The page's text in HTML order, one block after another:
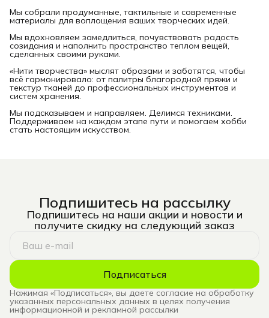
Мы собрали продуманные, тактильные и современные
материалы для воплощения ваших творческих идей.
Мы вдохновляем замедлиться, почувствовать радость
созидания и наполнить пространство теплом вещей,
сделанных своими руками.
«Нити творчества» мыслят образами и заботятся, чтобы
всё гармонировало: от палитры благородной пряжи и
текстур тканей до профессиональных инструментов и
систем хранения.
Мы подсказываем и направляем. Делимся техниками.
Поддерживаем на каждом этапе пути и помогаем хобби
стать настоящим искусством.
Подпишитесь на рассылку
Подпишитесь на наши акции и новости и
получите скидку на следующий заказ
Подписаться
Нажимая «Подписаться», вы даете согласие на обработку
указанных персональных данных в целях получения
информационной и рекламной рассылки